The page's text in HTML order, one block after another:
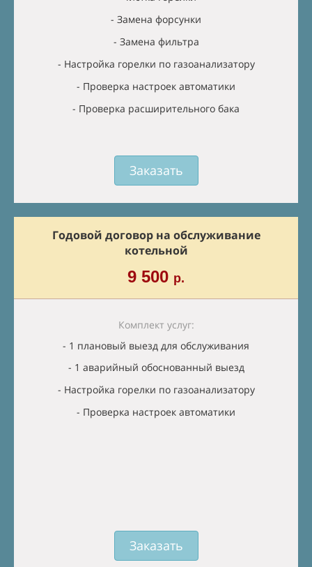
- Замена форсунки
- Замена фильтра
- Настройка горелки по газоанализатору
- Проверка настроек автоматики
- Проверка расширительного бака
Заказать
Годовой договор на обслуживание
котельной
9 500 р.
Комплект услуг:
- 1 плановый выезд для обслуживания
- 1 аварийный обоснованный выезд
- Настройка горелки по газоанализатору
- Проверка настроек автоматики
Заказать